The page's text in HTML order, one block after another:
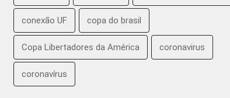
conexão UF copa do brasil
Copa Libertadores da América coronavirus
coronavírus